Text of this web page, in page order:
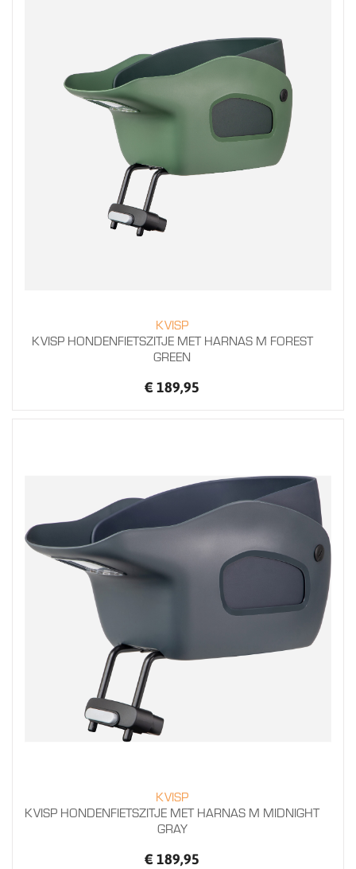
KVISP
KVISP HONDENFIETSZITJE MET HARNAS M FOREST
GREEN
€ 189,95
KVISP
KVISP HONDENFIETSZITJE MET HARNAS M MIDNIGHT
GRAY
€ 189,95